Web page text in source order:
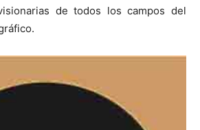
de todos los campos del